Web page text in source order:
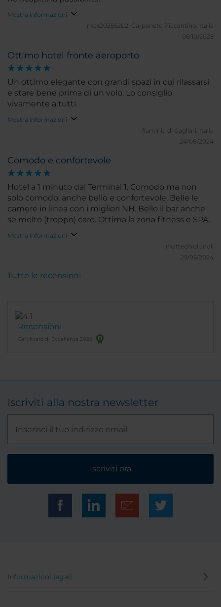
Mostra informazioni
max20255202. Carpaneto Piacentino, Italia
06/10/2025
Ottimo hotel fronte aeroporto
Un ottimo elegante con grandi spazi in cui rilassarsi
e stare bene prima di un volo. Lo consiglio
vivamente a tutti.
Mostra informazioni
flaminia d. Cagliari, Italia
24/08/2024
Comodo e confortevole
Hotel a 1 minuto dal Terminal 1. Comodo ma non
solo comodo, anche bello e confortevole. Belle le
camere in linea con i migliori NH. Bello il bar anche
se molto (troppo) caro. Ottima la zona fitness e SPA.
Mostra informazioni
matteoNoli. noli
29/06/2024
Recensioni
Certificato di Eccellenza 2025
Tutte le recensioni
Iscriviti alla nostra newsletter
Iscriviti ora
Informazioni legali